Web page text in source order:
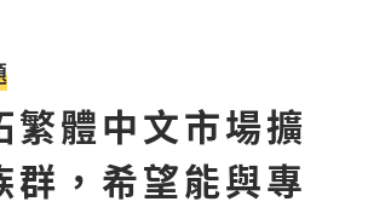
繁體中文市場擴
群，希望能與專